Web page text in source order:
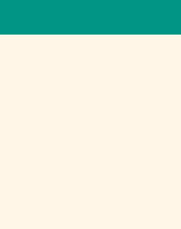
allen